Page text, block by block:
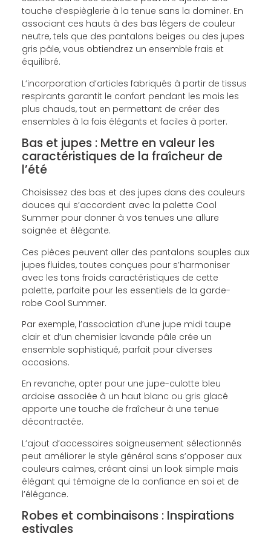
touche d’espièglerie à la tenue sans la dominer. En
associant ces hauts à des bas légers de couleur
neutre, tels que des pantalons beiges ou des jupes
gris pâle, vous obtiendrez un ensemble frais et
équilibré.
L’incorporation d’articles fabriqués à partir de tissus
respirants garantit le confort pendant les mois les
plus chauds, tout en permettant de créer des
ensembles à la fois élégants et faciles à porter.
Bas et jupes : Mettre en valeur les
caractéristiques de la fraîcheur de
l’été
Choisissez des bas et des jupes dans des couleurs
douces qui s’accordent avec la palette Cool
Summer pour donner à vos tenues une allure
soignée et élégante.
Ces pièces peuvent aller des pantalons souples aux
jupes fluides, toutes conçues pour s’harmoniser
avec les tons froids caractéristiques de cette
palette, parfaite pour les essentiels de la garde-
robe Cool Summer.
Par exemple, l’association d’une jupe midi taupe
clair et d’un chemisier lavande pâle crée un
ensemble sophistiqué, parfait pour diverses
occasions.
En revanche, opter pour une jupe-culotte bleu
ardoise associée à un haut blanc ou gris glacé
apporte une touche de fraîcheur à une tenue
décontractée.
L’ajout d’accessoires soigneusement sélectionnés
peut améliorer le style général sans s’opposer aux
couleurs calmes, créant ainsi un look simple mais
élégant qui témoigne de la confiance en soi et de
l’élégance.
Robes et combinaisons : Inspirations
estivales